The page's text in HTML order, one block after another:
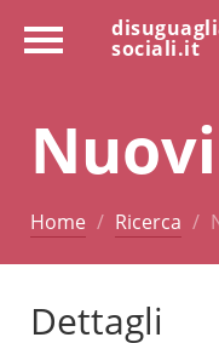
sociali.it
Home Ricerca
Dettagli